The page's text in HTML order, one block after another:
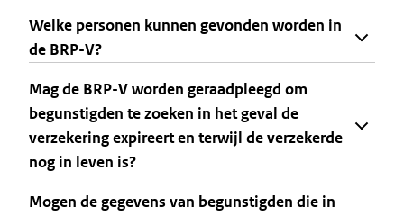
Welke personen kunnen gevonden worden in
de BRP-V?
Mag de BRP-V worden geraadpleegd om
begunstigden te zoeken in het geval de
verzekering expireert en terwijl de verzekerde
nog in leven is?
Mogen de gegevens van begunstigden die in